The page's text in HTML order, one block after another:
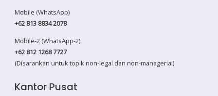
Mobile (WhatsApp)
+62 813 8834 2078
Mobile-2 (WhatsApp-2)
+62 812 1268 7727
(Disarankan untuk topik non-legal dan non-managerial)
Kantor Pusat